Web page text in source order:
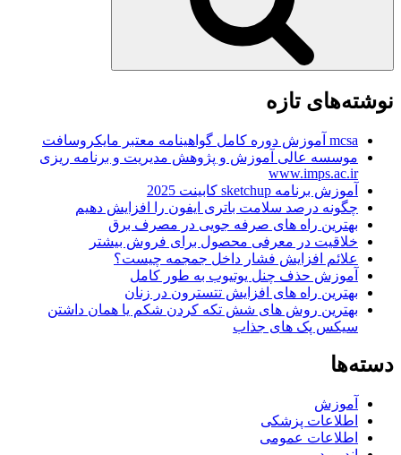
نوشته‌های تازه
mcsa آموزش دوره کامل گواهینامه معتبر مایکروسافت
موسسه عالی آموزش و پژوهش مدیریت و برنامه ریزی
www.imps.ac.ir
آموزش برنامه sketchup کابینت 2025
چگونه درصد سلامت باتری ایفون را افزایش دهیم
بهترین راه های صرفه جویی در مصرف برق
خلاقیت در معرفی محصول برای فروش بیشتر
علائم افزایش فشار داخل جمجمه چیست؟
آموزش حذف چنل یوتیوب به طور کامل
بهترین راه های افزایش تتسترون در زنان
بهترین روش های شش تکه کردن شکم یا همان داشتن
سیکس پک های جذاب
دسته‌ها
آموزش
اطلاعات پزشکی
اطلاعات عمومی